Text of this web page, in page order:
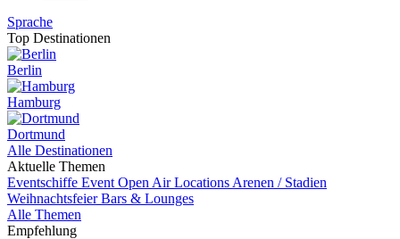
Sprache
Top Destinationen
Berlin
Hamburg
Dortmund
Alle Destinationen
Aktuelle Themen
Eventschiffe Event Open Air Locations Arenen / Stadien
WeihnachtsfeierBars & Lounges
Alle Themen
Empfehlung